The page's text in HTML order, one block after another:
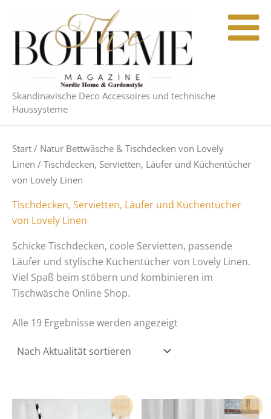
springen
Skandinavische Deco Accessoires und technische
Haussysteme
Start / Natur Bettwäsche & Tischdecken von Lovely
Linen / Tischdecken, Servietten, Läufer und Küchentücher
von Lovely Linen
Tischdecken, Servietten, Läufer und Küchentücher
von Lovely Linen
Schicke Tischdecken, coole Servietten, passende
Läufer und stylische Küchentücher von Lovely Linen.
Viel Spaß beim stöbern und kombinieren im
Tischwäsche Online Shop.
Alle 19 Ergebnisse werden angezeigt
Sale!
Dieses
Sale!
Ursprünglicher
Aktueller
Preis